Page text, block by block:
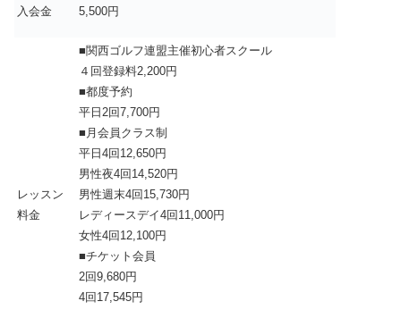
入会金 5,500円
レッスン
料金
■関西ゴルフ連盟主催初心者スクール
４回登録料2,200円
■都度予約
平日2回7,700円
■月会員クラス制
平日4回12,650円
男性夜4回14,520円
男性週末4回15,730円
レディースデイ4回11,000円
女性4回12,100円
■チケット会員
2回9,680円
4回17,545円